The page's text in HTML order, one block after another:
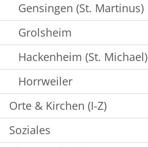
Gensingen (St. Martinus)
Grolsheim
Hackenheim (St. Michael)
Horrweiler
Orte & Kirchen (I-Z)
Soziales